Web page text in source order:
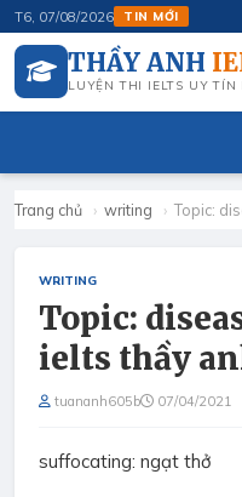
T6, 07/08/2026 TIN MỚI
THẦY ANH
LUYỆN THI IELTS UY TÍN
Trang chủ › writing › Topic:
WRITING
Topic:
ielts thầy
tuananh605b 07/04/2021
suffocating: ngạt thở